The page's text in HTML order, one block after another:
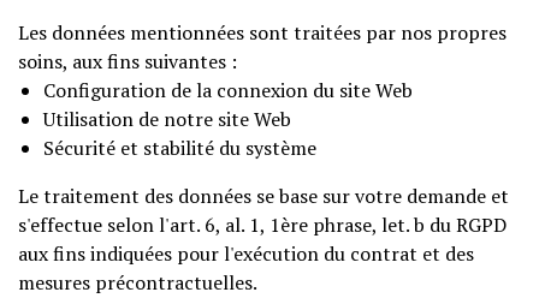
Les données mentionnées sont traitées par nos propres
soins, aux fins suivantes :
Configuration de la connexion du site Web
Utilisation de notre site Web
Sécurité et stabilité du système
Le traitement des données se base sur votre demande et
s'effectue selon l'art. 6, al. 1, 1ère phrase, let. b du RGPD
aux fins indiquées pour l'exécution du contrat et des
mesures précontractuelles.